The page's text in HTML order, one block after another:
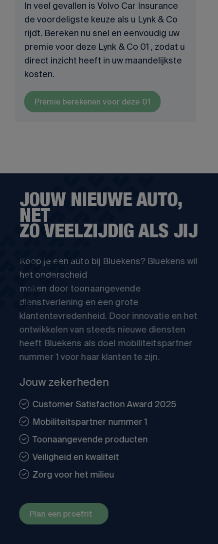
In veel gevallen is Volvo Car Insurance
de voordeligste keuze als u Lynk & Co
rijdt. Bereken nu snel en eenvoudig uw
premie voor deze Lynk & Co 01 , zodat u
direct inzicht heeft in uw maandelijkste
kosten.
Premie berekenen voor deze 01
JOUW NIEUWE AUTO,
NET
ZO VEELZIJDIG ALS JIJ
Koop je een auto bij Bluekens? Bluekens wil
het onderscheid
maken door toonaangevende
dienstverlening en een grote
klantentevredenheid. Door innovatie en het
ontwikkelen van steeds nieuwe diensten
heeft Bluekens als doel mobiliteitspartner
nummer 1 voor haar klanten te zijn.
Jouw zekerheden
Customer Satisfaction Award 2025
Mobiliteitspartner nummer 1
Toonaangevende producten
Veiligheid en kwaliteit
Zorg voor het milieu
Plan een proefrit